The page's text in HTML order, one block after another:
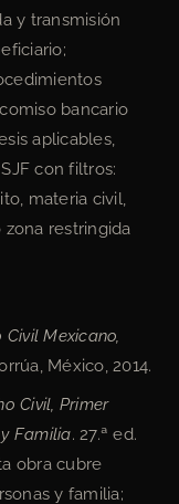
y transmisión
bancario
aplicables,
con filtros:
materia civil,
restringida
Civil Mexicano,
México, 2014.
Civil, Primer
Familia. 27.ª ed.
obra cubre
y familia;